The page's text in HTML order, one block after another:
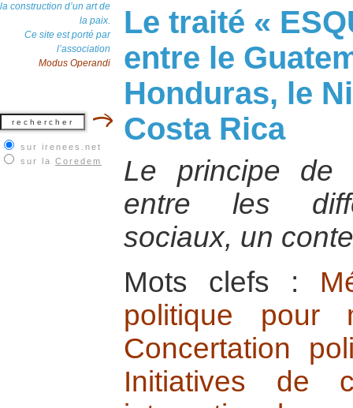
la construction d’un art de
la paix.
Ce site est porté par
l’association
Modus Operandi
sur irenees.net
sur la Coredem
Le traité «
entre le
Honduras, le
Costa Rica
Le principe de
entre les
sociaux, un
Mots clefs :
politique pour
Concertation
Initiatives de